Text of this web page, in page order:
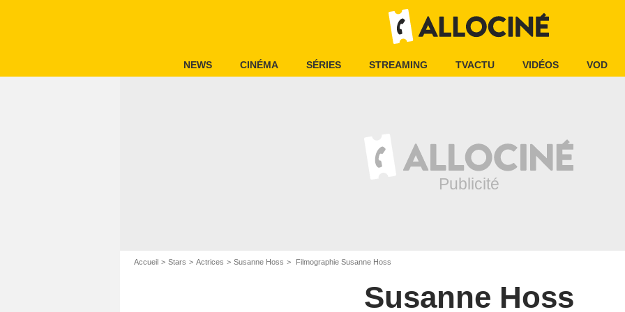
NEWS CINÉMA SÉRIES STREAMING TVACTU VIDÉOS VOD
Accueil Stars Actrices Susanne Hoss Filmographie Susanne Hoss
Susanne Hoss